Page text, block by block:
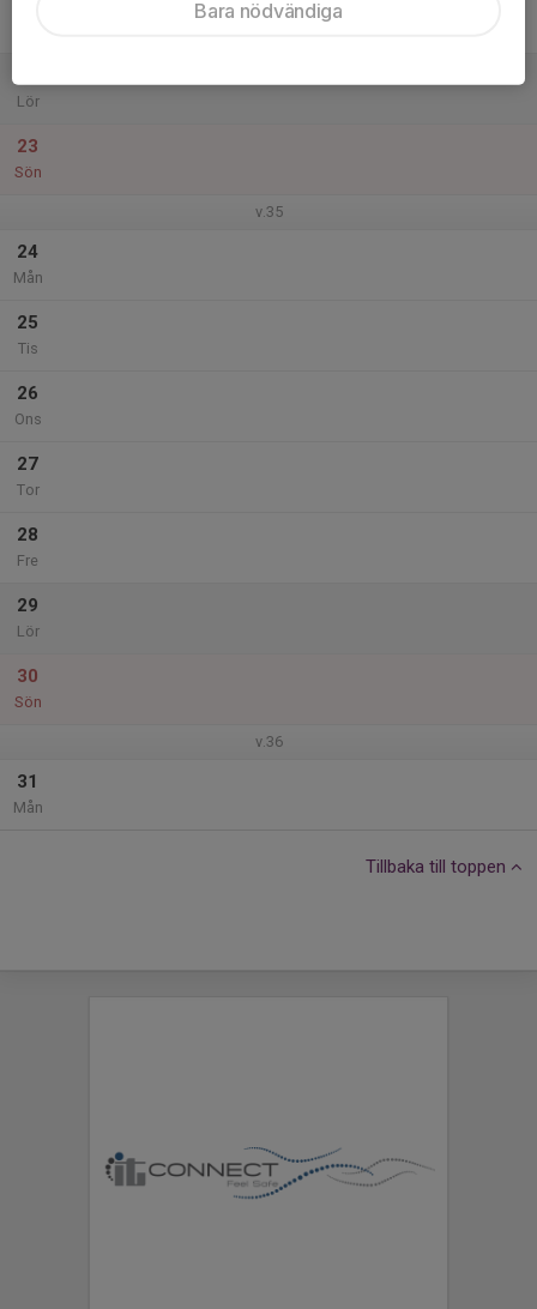
Lör
23
Sön
v.35
24
Mån
25
Tis
26
Ons
27
Tor
28
Fre
29
Lör
30
Sön
v.36
31
Mån
Tillbaka till toppen
Bara nödvändiga